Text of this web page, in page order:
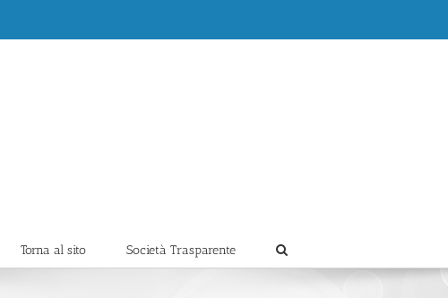
Torna al sito Società Trasparente